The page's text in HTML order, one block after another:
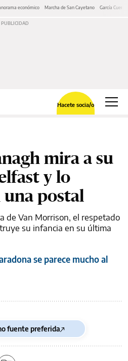
económico Marcha de San Cayetano García Cuerva
Hacete socia/o
mira a su
y lo
postal
de Van Morrison, el respetado
su infancia en su última
se parece mucho al
fuente preferida